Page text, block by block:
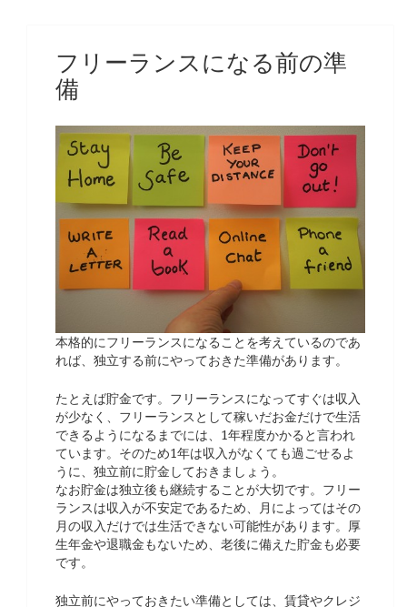
フリーランスになる前の準
備
本格的にフリーランスになることを考えているのであ
れば、独立する前にやっておきた準備があります。
たとえば貯金です。フリーランスになってすぐは収入
が少なく、フリーランスとして稼いだお金だけで生活
できるようになるまでには、1年程度かかると言われ
ています。そのため1年は収入がなくても過ごせるよ
うに、独立前に貯金しておきましょう。
なお貯金は独立後も継続することが大切です。フリー
ランスは収入が不安定であるため、月によってはその
月の収入だけでは生活できない可能性があります。厚
生年金や退職金もないため、老後に備えた貯金も必要
です。
独立前にやっておきたい準備としては、賃貸やクレジ